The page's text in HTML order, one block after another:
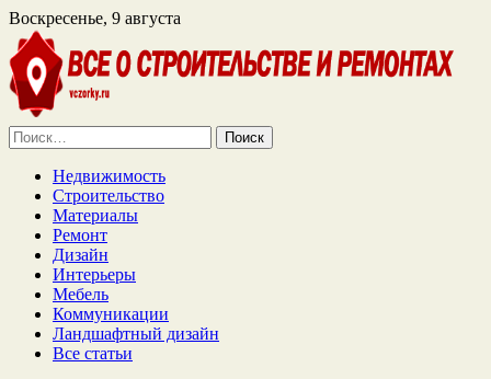
Воскресенье, 9 августа
Найти:
Недвижимость
Строительство
Материалы
Ремонт
Дизайн
Интерьеры
Мебель
Коммуникации
Ландшафтный дизайн
Все статьи